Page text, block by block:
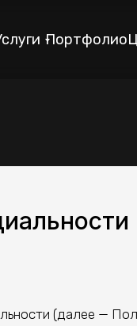
Портфолио
(далее —